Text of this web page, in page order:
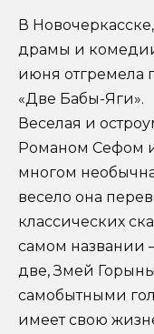
В
драмы и
июня отгремела
«Две Бабы-Яги».
Веселая и
Романом Сефом
многом
весело она
классических
самом названии
две, Змей
самобытными
имеет свою